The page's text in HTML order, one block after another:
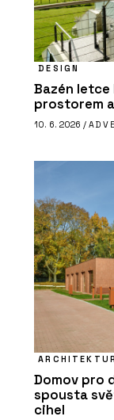
DESIGN
Bazén
prostorem
10. 6. 2026 /
Domov pro
spousta
cihel